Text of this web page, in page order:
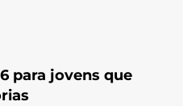
para jovens que